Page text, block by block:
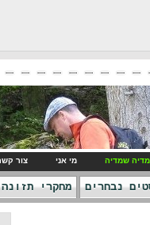
מדיה שמדיה מי אני צור
נבחרים מחקרי תזונה